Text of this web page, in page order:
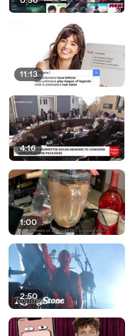
11:13
4:16
1:00
2:50